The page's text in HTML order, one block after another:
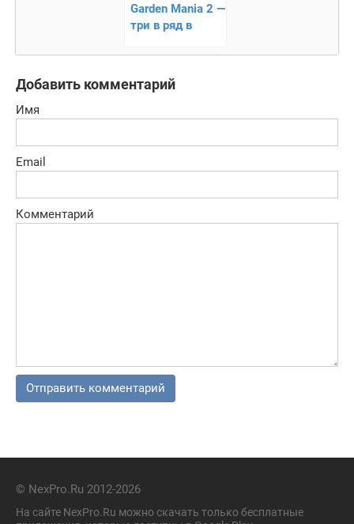
Garden Mania 2 —
три в ряд в
садовой
Добавить комментарий
Имя
Email
Комментарий
© NexPro.Ru 2012-2026
На сайте NexPro.Ru можно скачать только бесплатные